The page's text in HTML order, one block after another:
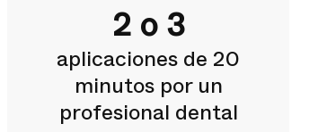
2 o 3
aplicaciones de 20
minutos por un
profesional dental